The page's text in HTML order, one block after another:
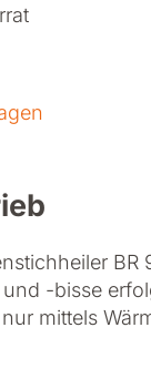
BR
-bisse
mittels